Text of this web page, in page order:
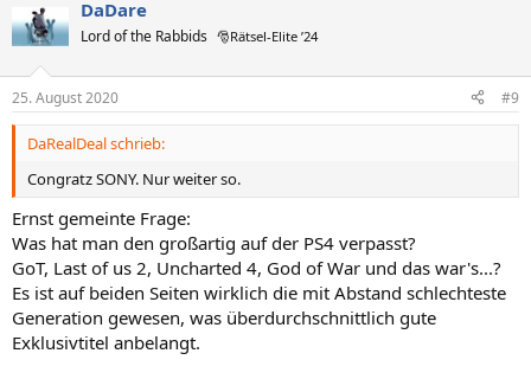
DaDare
Lord of the Rabbids 🎅Rätsel-Elite ’24
25. August 2020 #9
DaRealDeal schrieb:
Congratz SONY. Nur weiter so.
Ernst gemeinte Frage:
Was hat man den großartig auf der PS4 verpasst?
GoT, Last of us 2, Uncharted 4, God of War und das war's...?
Es ist auf beiden Seiten wirklich die mit Abstand schlechteste
Generation gewesen, was überdurchschnittlich gute
Exklusivtitel anbelangt.